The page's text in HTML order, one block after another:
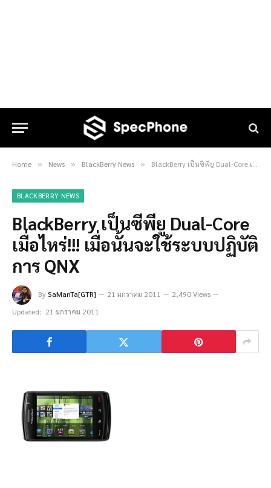
Home » News » BlackBerry News » BlackBerry เป็นซีพียู Dual-Core เมื่อไหร่!!! เมื่อนั้นจะใช้ระบบปฏิบัติการ QNX
BLACKBERRY NEWS
BlackBerry เป็นซีพียู Dual-Core
เมื่อไหร่!!! เมื่อนั้นจะใช้ระบบปฏิบัติ
การ QNX
BySaManTa[GTR] 21 มกราคม 2011
2,490 Views
Updated: 21 มกราคม 2011